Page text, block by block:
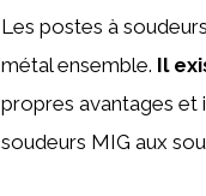
Les postes à
métal ensemble. Il
propres avantages et
soudeurs MIG aux